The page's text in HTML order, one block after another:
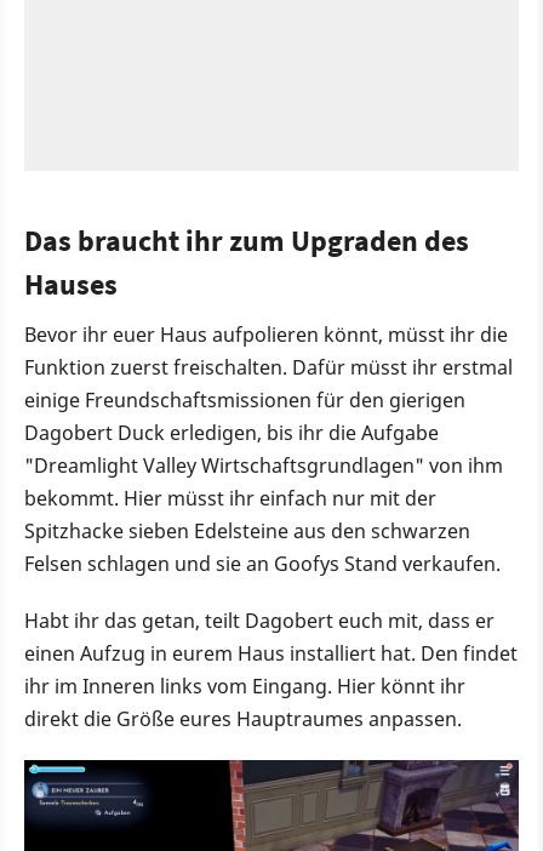
Das braucht ihr zum Upgraden des
Hauses
Bevor ihr euer Haus aufpolieren könnt, müsst ihr die
Funktion zuerst freischalten. Dafür müsst ihr erstmal
einige Freundschaftsmissionen für den gierigen
Dagobert Duck erledigen, bis ihr die Aufgabe
"Dreamlight Valley Wirtschaftsgrundlagen" von ihm
bekommt. Hier müsst ihr einfach nur mit der
Spitzhacke sieben Edelsteine aus den schwarzen
Felsen schlagen und sie an Goofys Stand verkaufen.
Habt ihr das getan, teilt Dagobert euch mit, dass er
einen Aufzug in eurem Haus installiert hat. Den findet
ihr im Inneren links vom Eingang. Hier könnt ihr
direkt die Größe eures Hauptraumes anpassen.